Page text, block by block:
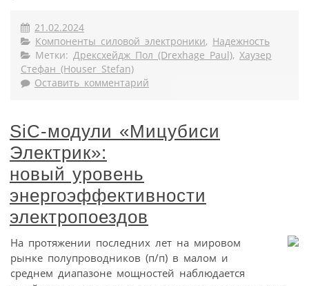
21.02.2024
Компоненты силовой электроники, Надежность
Метки: Дрексхейдж Пол (Drexhage Paul), Хаузер
Стефан (Houser Stefan)
Оставить комментарий
SiC-модули «Мицубиси
Электрик»:
новый уровень
энергоэффективности
электропоездов
На протяжении последних лет на мировом
рынке полупроводников (п/п) в малом и
среднем диапазоне мощностей наблюдается